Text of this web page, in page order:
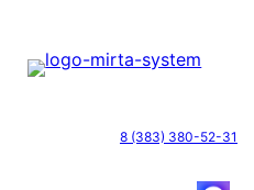
содержимому
8 (383) 380-52-31